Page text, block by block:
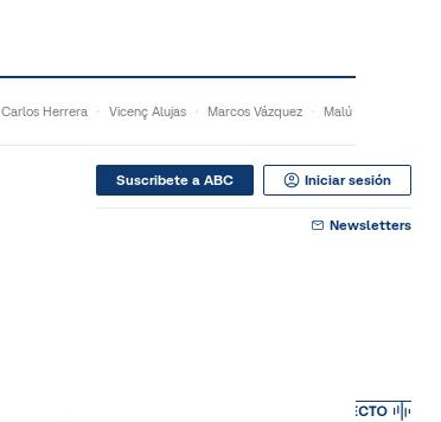
Carlos Herrera Vicenç Alujas Marcos Vázquez Malú
Suscribete a ABC Iniciar sesión
Newsletters